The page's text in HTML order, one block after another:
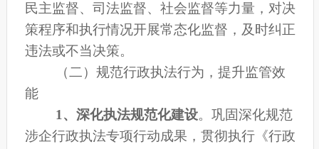
民主监督、司法监督、社会监督等力量，对决
策程序和执行情况开展常态化监督，及时纠正
违法或不当决策。
（二）规范行政执法行为，提升监管效
能
1、 深化执法规范化建设。巩固深化规范
涉企行政执法专项行动成果， 贯彻执行《行政